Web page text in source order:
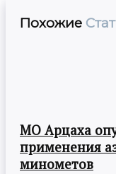
Похожие
МО Арцаха
применения
минометов